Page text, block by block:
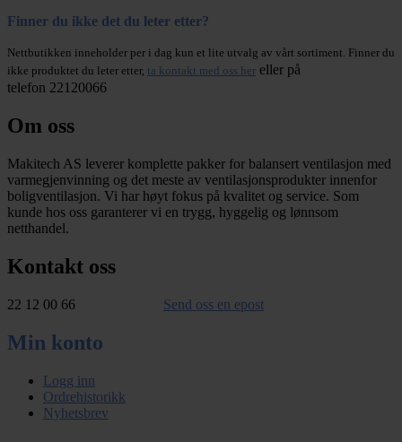
Finner du ikke det du leter etter?
Nettbutikken inneholder per i dag kun et lite utvalg av vårt sortiment. Finner du
ikke produktet du leter etter, ta kontakt med oss her eller på
telefon 22120066
Om oss
Makitech AS leverer komplette pakker for balansert ventilasjon med
varmegjenvinning og det meste av ventilasjonsprodukter innenfor
boligventilasjon. Vi har høyt fokus på kvalitet og service. Som
kunde hos oss garanterer vi en trygg, hyggelig og lønnsom
netthandel.
Kontakt oss
22 12 00 66 Send oss en epost
Min konto
Logg inn
Ordrehistorikk
Nyhetsbrev